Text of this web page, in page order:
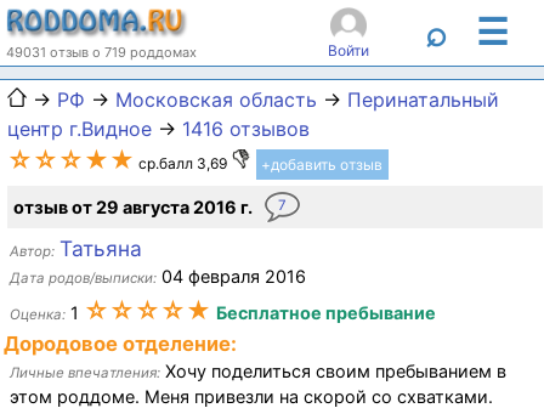
49031 отзыв о 719 роддомах Войти ⌕ ☰
→ РФ → Московская область → Перинатальный
центр г.Видное → 1416 отзывов
☆☆☆★★ ср.балл 3,69 +добавить отзыв
отзыв от 29 августа 2016 г. 7
Автор: Татьяна
Дата родов/выписки: 04 февраля 2016
Оценка: 1 ☆☆☆☆★ Бесплатное пребывание
Дородовое отделение:
Личные впечатления: Хочу поделиться своим пребыванием в
этом роддоме. Меня привезли на скорой со схватками.